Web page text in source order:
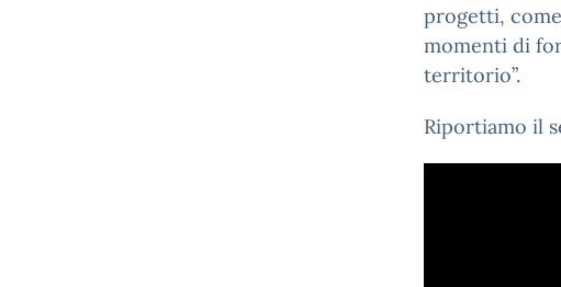
progetti,
momenti di
territorio”.
Riportiamo il